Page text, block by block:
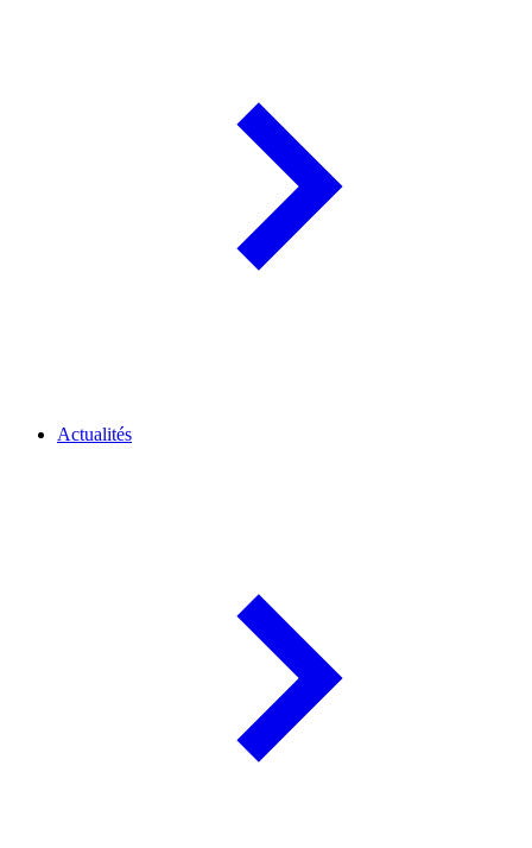
Actualités